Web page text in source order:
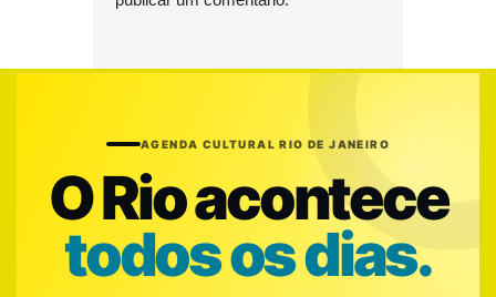
AGENDA CULTURAL RIO DE JANEIRO
O Rio acontece
todos os dias.